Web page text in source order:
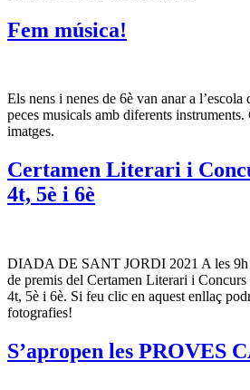
Fem música!
Els nens i nenes de 6è van anar a
peces musicals amb diferents
imatges.
Certamen Literari i
4t, 5è i 6è
DIADA DE SANT JORDI 2021 A les 9h
de premis del Certamen Literari i
4t, 5è i 6è. Si feu clic en aquest enllaç
fotografies!
S’apropen les PROVES